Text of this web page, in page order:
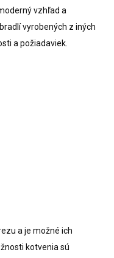
vzhľad a
vyrobených z iných
a požiadaviek.
a je možné ich
kotvenia sú